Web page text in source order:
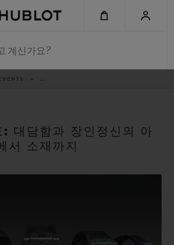
계신가요?
..
: 대담함과 장인정신의 아
서 소재까지